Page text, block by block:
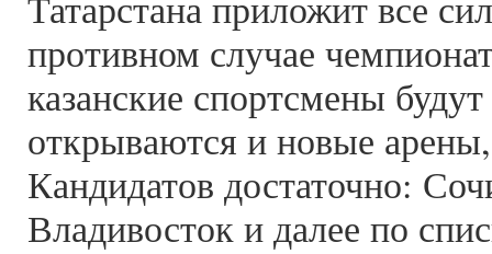
противном случае
казанские спортсмены
открываются и новые
Кандидатов достаточно:
Владивосток и далее по